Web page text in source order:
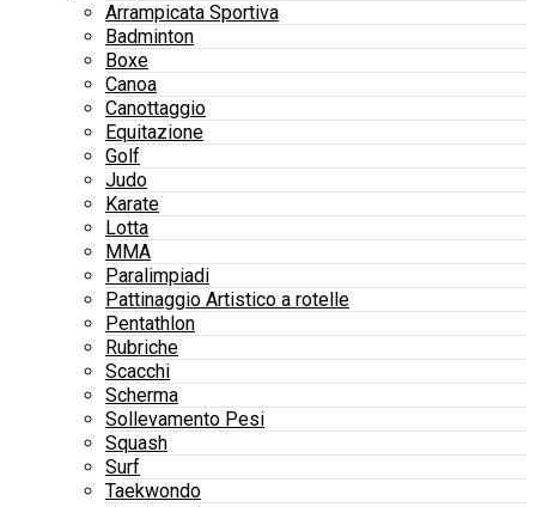
Arrampicata Sportiva
Badminton
Boxe
Canoa
Canottaggio
Equitazione
Golf
Judo
Karate
Lotta
MMA
Paralimpiadi
Pattinaggio Artistico a rotelle
Pentathlon
Rubriche
Scacchi
Scherma
Sollevamento Pesi
Squash
Surf
Taekwondo